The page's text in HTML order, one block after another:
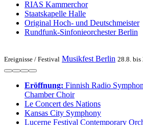
RIAS Kammerchor
Staatskapelle Halle
Original Hoch- und Deutschmeister
Rundfunk-Sinfonieorchester Berlin
Ereignisse / Festival Musikfest Berlin 28.8. bis
Eröffnung: Finnish Radio
Chamber Choir
Le Concert des Nations
Kansas City Symphony
Lucerne Festival Contemporary